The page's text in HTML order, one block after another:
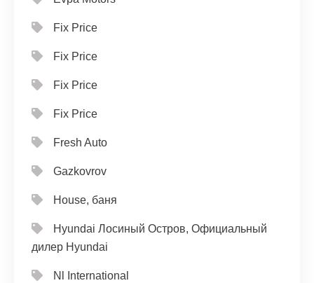
Fix Price
Fix Price
Fix Price
Fix Price
Fresh Auto
Gazkovrov
House, баня
Hyundai Лосиный Остров, Официальный
дилер Hyundai
Nl International